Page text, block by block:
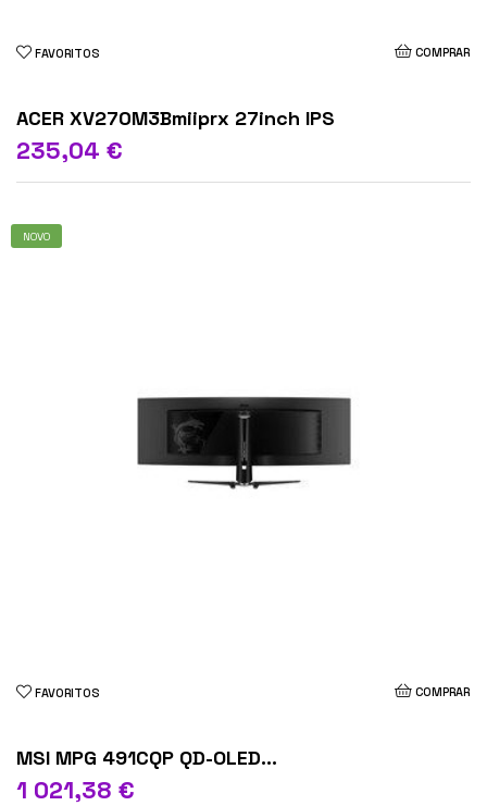
FAVORITOS COMPRAR
ACER XV270M3Bmiiprx 27inch IPS
235,04 €
NOVO
FAVORITOS COMPRAR
MSI MPG 491CQP QD-OLED...
1 021,38 €